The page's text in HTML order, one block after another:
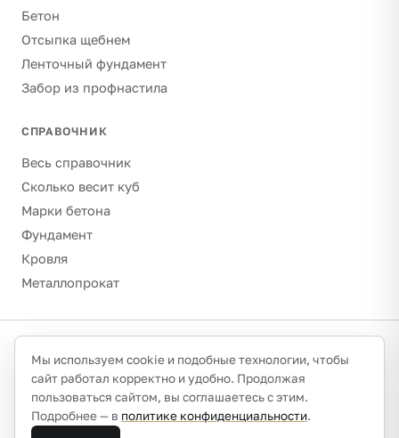
Бетон
Отсыпка щебнем
Ленточный фундамент
Забор из профнастила
СПРАВОЧНИК
Весь справочник
Сколько весит куб
Марки бетона
Фундамент
Кровля
Металлопрокат
Разработка отиванов.сайт
О проекте и контактыПолитика конфиденциальности
Обработка персональных данных
Плотности указаны ориентировочно (насыпные, сухое
Мы используем cookie и подобные технологии, чтобы
сайт работал корректно и удобно. Продолжая
пользоваться сайтом, вы соглашаетесь с этим.
Подробнее — в политике конфиденциальности.